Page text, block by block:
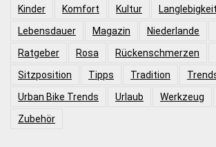
Kinder
Komfort Kultur Langlebigkeit
Lebensdauer
Magazin Niederlande
Ratgeber
Rosa Rückenschmerzen
Sitzposition
Tipps Tradition
Urban Bike Trends
Urlaub Werkzeug
Zubehör